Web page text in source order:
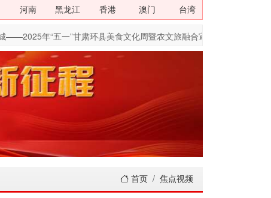
音
河南 黑龙江 香港 澳门 台湾
——2025年“五一”甘肃环县美食文化周暨农文旅融合宣传推介活动开启
首页 焦点视频